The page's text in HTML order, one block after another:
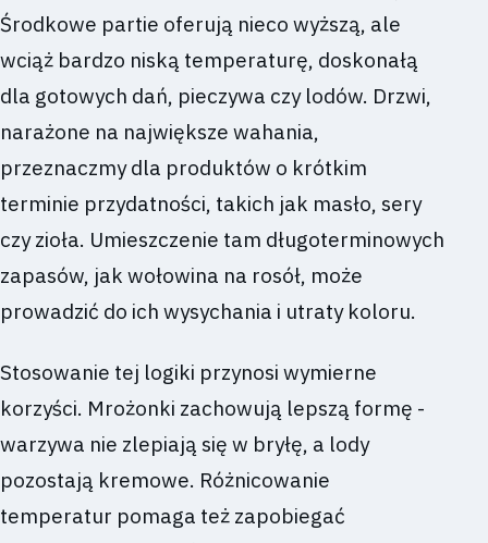
Środkowe partie oferują nieco wyższą, ale
wciąż bardzo niską temperaturę, doskonałą
dla gotowych dań, pieczywa czy lodów. Drzwi,
narażone na największe wahania,
przeznaczmy dla produktów o krótkim
terminie przydatności, takich jak masło, sery
czy zioła. Umieszczenie tam długoterminowych
zapasów, jak wołowina na rosół, może
prowadzić do ich wysychania i utraty koloru.
Stosowanie tej logiki przynosi wymierne
korzyści. Mrożonki zachowują lepszą formę -
warzywa nie zlepiają się w bryłę, a lody
pozostają kremowe. Różnicowanie
temperatur pomaga też zapobiegać